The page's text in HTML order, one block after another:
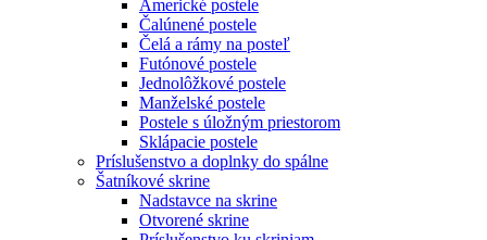
Americké postele
Čalúnené postele
Čelá a rámy na posteľ
Futónové postele
Jednolôžkové postele
Manželské postele
Postele s úložným priestorom
Sklápacie postele
Príslušenstvo a doplnky do spálne
Šatníkové skrine
Nadstavce na skrine
Otvorené skrine